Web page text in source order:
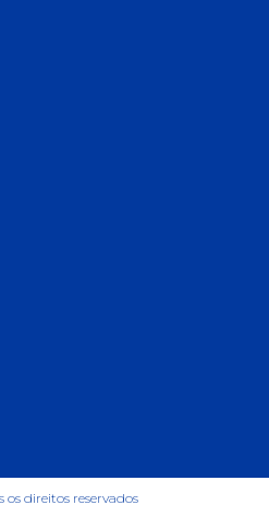
os direitos reservados